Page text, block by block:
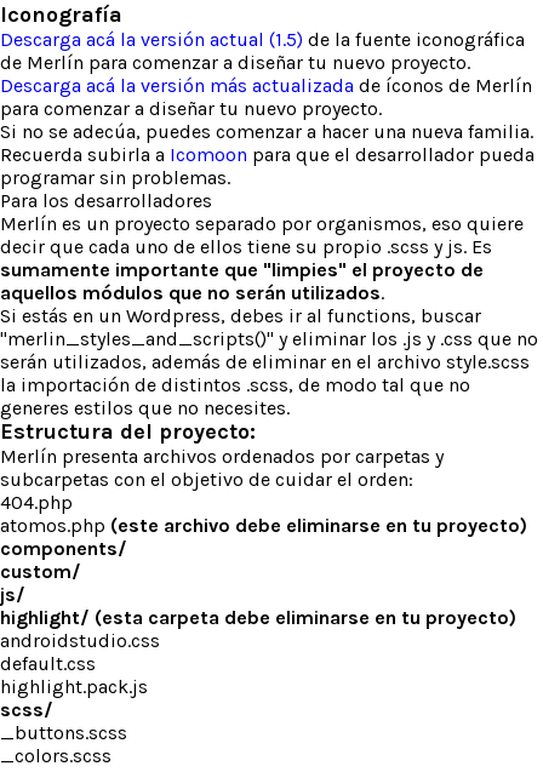
Iconografía
Descarga acá la versión actual (1.5) de la fuente iconográfica
de Merlín para comenzar a diseñar tu nuevo proyecto.
Descarga acá la versión más actualizada de íconos de Merlín
para comenzar a diseñar tu nuevo proyecto.
Si no se adecúa, puedes comenzar a hacer una nueva familia.
Recuerda subirla a Icomoon para que el desarrollador pueda
programar sin problemas.
Para los desarrolladores
Merlín es un proyecto separado por organismos, eso quiere
decir que cada uno de ellos tiene su propio .scss y js. Es
sumamente importante que "limpies" el proyecto de
aquellos módulos que no serán utilizados.
Si estás en un Wordpress, debes ir al functions, buscar
"merlin_styles_and_scripts()" y eliminar los .js y .css que no
serán utilizados, además de eliminar en el archivo style.scss
la importación de distintos .scss, de modo tal que no
generes estilos que no necesites.
Estructura del proyecto:
Merlín presenta archivos ordenados por carpetas y
subcarpetas con el objetivo de cuidar el orden:
404.php
atomos.php (este archivo debe eliminarse en tu proyecto)
components/
custom/
js/
highlight/ (esta carpeta debe eliminarse en tu proyecto)
androidstudio.css
default.css
highlight.pack.js
scss/
_buttons.scss
_colors.scss